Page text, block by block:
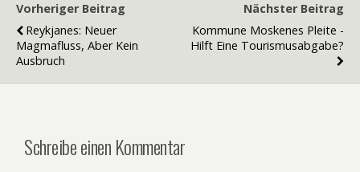
Vorheriger Beitrag
Reykjanes: Neuer
Magmafluss, Aber Kein
Ausbruch
Nächster Beitrag
Kommune Moskenes Pleite -
Hilft Eine Tourismusabgabe?
Schreibe einen Kommentar